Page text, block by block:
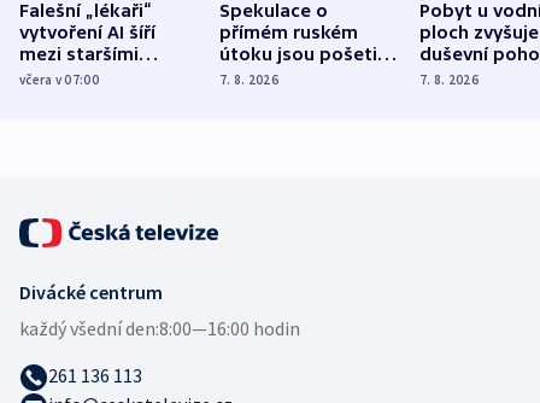
Falešní „lékaři“
vytvoření AI šíří
mezi staršími
Poláky nebezpečné
včera v 07:00
Spekulace o
přímém ruském
útoku jsou pošetilé,
míní estonský
7. 8. 2026
Pobyt u
ploch zvyšuje
duševní
ukázala
7. 8. 2026
Divácké centrum
každý všední den:8:00—16:00 hodin
261 136 113